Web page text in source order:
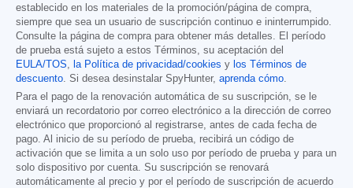
establecido en los materiales de la promoción/página de compra,
siempre que sea un usuario de suscripción continuo e ininterrumpido.
Consulte la página de compra para obtener más detalles. El período
de prueba está sujeto a estos Términos, su aceptación del
EULA/TOS
la Política de privacidad/cookies y los Términos de
descuento . Si desea desinstalar SpyHunter, aprenda cómo
Para el pago de la renovación automática de su suscripción, se le
enviará un recordatorio por correo electrónico a la dirección de correo
electrónico que proporcionó al registrarse, antes de cada fecha de
pago. Al inicio de su período de prueba, recibirá un código de
activación que se limita a un solo uso por período de prueba y para un
solo dispositivo por cuenta. Su suscripción se renovará
automáticamente al precio y por el período de suscripción de acuerdo